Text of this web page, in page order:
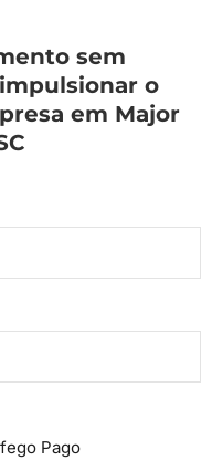
sem
o
em Major
Pago